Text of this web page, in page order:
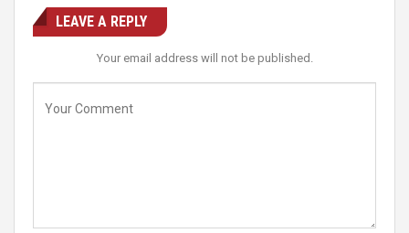
LEAVE A REPLY
Your email address will not be published.